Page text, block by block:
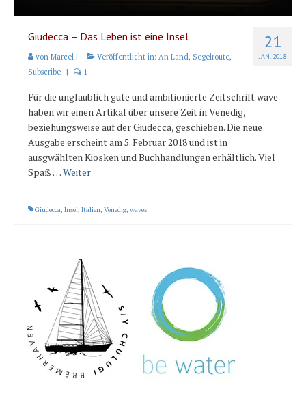
Abonnieren
Yachtüberführung weltweit
21
JAN. 2018
Giudecca – Das Leben ist eine Insel
von Marcel | Veröffentlicht in: An Land, Segelroute,
Subscribe
| 1
Für die unglaublich gute und ambitionierte Zeitschrift wave
haben wir einen Artikal über unsere Zeit in Venedig,
beziehungsweise auf der Giudecca, geschieben. Die neue
Ausgabe erscheint am 5. Februar 2018 und ist in
ausgwählten Kiosken und Buchhandlungen erhältlich. Viel
Spaß …Weiter
Giudecca, Insel, Italien, Venedig, waves